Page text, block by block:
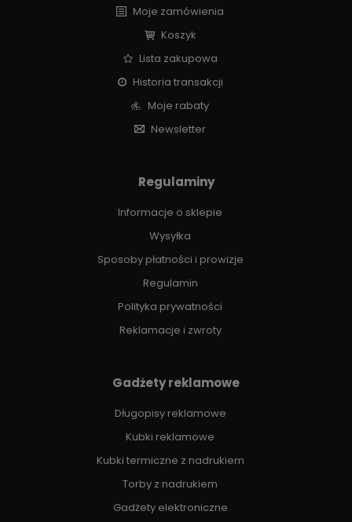
Moje zamówienia
Koszyk
Lista zakupowa
Historia transakcji
Moje rabaty
Newsletter
Regulaminy
Informacje o sklepie
Wysyłka
Sposoby płatności i prowizje
Regulamin
Polityka prywatności
Reklamacje i zwroty
Gadżety reklamowe
Długopisy reklamowe
Kubki reklamowe
Kubki termiczne z nadrukiem
Torby z nadrukiem
Gadżety elektroniczne